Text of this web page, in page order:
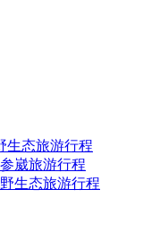
生态旅游行程
崴旅游行程
生态旅游行程